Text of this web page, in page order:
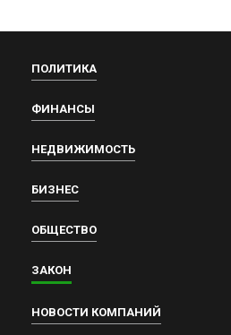
ПОЛИТИКА
ФИНАНСЫ
НЕДВИЖИМОСТЬ
БИЗНЕС
ОБЩЕСТВО
ЗАКОН
НОВОСТИ КОМПАНИЙ